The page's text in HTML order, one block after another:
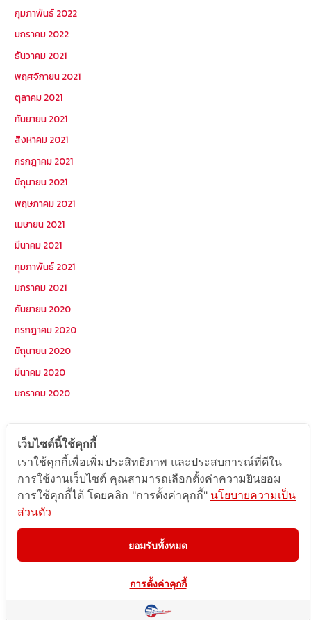
กุมภาพันธ์ 2022
มกราคม 2022
ธันวาคม 2021
พฤศจิกายน 2021
ตุลาคม 2021
กันยายน 2021
สิงหาคม 2021
กรกฎาคม 2021
มิถุนายน 2021
พฤษภาคม 2021
เมษายน 2021
มีนาคม 2021
กุมภาพันธ์ 2021
มกราคม 2021
กันยายน 2020
กรกฎาคม 2020
มิถุนายน 2020
มีนาคม 2020
มกราคม 2020
หมวดหมู่
Postcode
TOPKEYWORD
บริการรับส่งสินค้าไปกัมพูชา
ผลงานส่งสินค้าไปกัมพูชา
ส่งสินค้ากัมพูชา1Uncategorized
เว็บไซต์นี้ใช้คุกกี้
เราใช้คุกกี้เพื่อเพิ่มประสิทธิภาพ และประสบการณ์ที่ดีใน
การใช้งานเว็บไซต์ คุณสามารถเลือกตั้งค่าความยินยอม
การใช้คุกกี้ได้ โดยคลิก "การตั้งค่าคุกกี้" นโยบายความเป็น
ส่วนตัว
ยอมรับทั้งหมด
การตั้งค่าคุกกี้